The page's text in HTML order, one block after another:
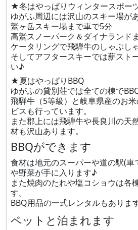
★冬はやっぱりウィンタースポー
ゆがふ周辺には沢山のスキー場が
鷲ヶ岳スキー場まで車で5分
高鷲スノーパーク＆ダイナランド
ケータリングで飛騨牛のしゃぶし
そしてアフタースキーでは薪スト
い♪
★夏はやっぱりBBQ
ゆがふの貸別荘では全ての棟で
飛騨牛（5等級）と岐阜県産のお
ビスも行っています。
また郡上には飛騨牛や長良川の天
材も沢山あります。
BBQができます
食材は地元のスーパーや道の駅(車
や野菜が手に入ります♪
また焼肉のたれや塩コショウは各
す。
BBQ用品の一式レンタルもあります
ペットと泊まれます